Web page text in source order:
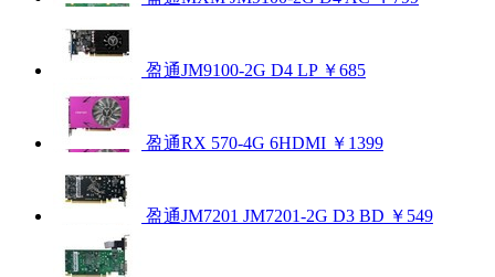
盈通JM9100-2G D4 LP ￥685
盈通RX 570-4G 6HDMI ￥1399
盈通JM7201 JM7201-2G D3 BD ￥549